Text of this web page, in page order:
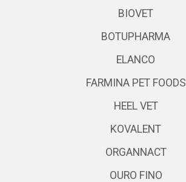
BIOVET
BOTUPHARMA
ELANCO
FARMINA PET FOODS
HEEL VET
KOVALENT
ORGANNACT
OURO FINO